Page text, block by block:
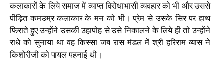
कलाकारों के लिये समाज में व्याप्त विरोधाभासी व्यवहार को भी और उससे
पीड़ित कमउम्र कलाकार के मन को भी। प्रेम से उसके सिर पर हाथ
फिराते हुए उन्होंने उसकी उहापोह से उसे निकालने के लिये ही तो उन्होंने
राधे को सुनाया था वह किस्सा जब रास मंडल में श्री हरिराम व्यास ने
किशोरीजी को पायल पहनाई थी।